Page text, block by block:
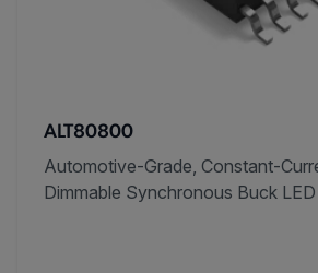
ALT80800
Automotive-Grade, Constant-
Dimmable Synchronous Buck